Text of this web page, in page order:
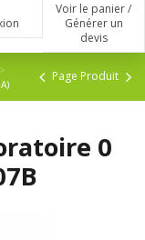
Voir le panier /
Générer un
devis
Page Produit
0